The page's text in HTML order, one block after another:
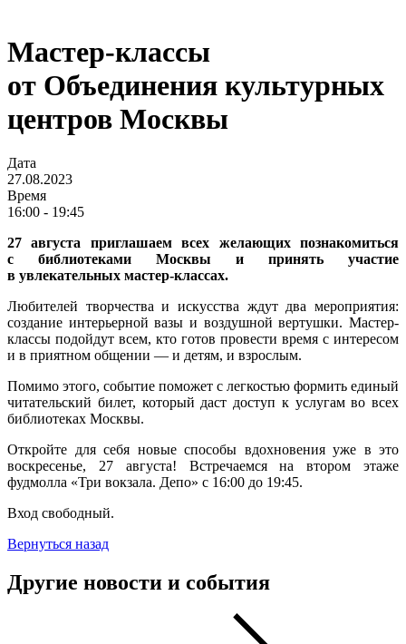
Мастер-классы
от Объединения культурных
центров Москвы
Дата
27.08.2023
Время
16:00 - 19:45
27 августа приглашаем всех желающих познакомиться
с библиотеками Москвы и принять участие
в увлекательных мастер-классах.
Любителей творчества и искусства ждут два мероприятия:
создание интерьерной вазы и воздушной вертушки. Мастер-
классы подойдут всем, кто готов провести время с интересом
и в приятном общении — и детям, и взрослым.
Помимо этого, событие поможет с легкостью формить единый
читательский билет, который даст доступ к услугам во всех
библиотеках Москвы.
Откройте для себя новые способы вдохновения уже в это
воскресенье, 27 августа! Встречаемся на втором этаже
фудмолла «Три вокзала. Депо» с 16:00 до 19:45.
Вход свободный.
Вернуться назад
Другие новости и события